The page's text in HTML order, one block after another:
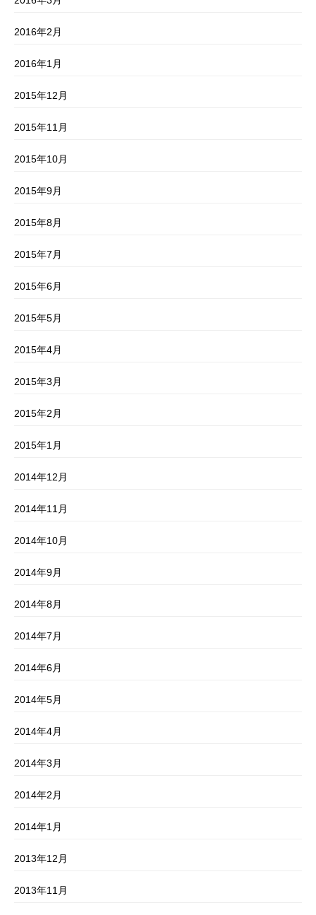
2016年2月
2016年1月
2015年12月
2015年11月
2015年10月
2015年9月
2015年8月
2015年7月
2015年6月
2015年5月
2015年4月
2015年3月
2015年2月
2015年1月
2014年12月
2014年11月
2014年10月
2014年9月
2014年8月
2014年7月
2014年6月
2014年5月
2014年4月
2014年3月
2014年2月
2014年1月
2013年12月
2013年11月